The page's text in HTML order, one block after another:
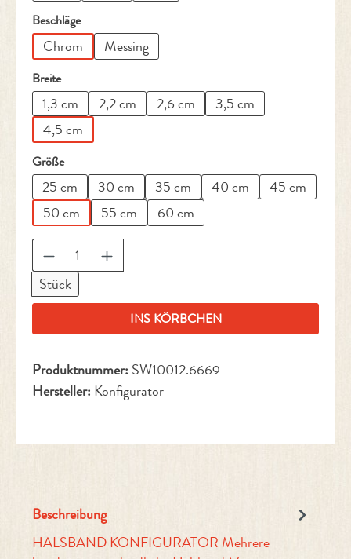
Beschlägeauswählen
Chrom Messing
Breiteauswählen
1,3 cm 2,2 cm 2,6 cm
3,5 cm
4,5 cm
Größeauswählen
25 cm 30 cm 35 cm 40 cm
45 cm
50 cm
55 cm 60 cm
Produkt Anzahl: Gib den gewünschten Wert
Stück
INS KÖRBCHEN
Produktnummer: SW10012.6669
Hersteller: Konfigurator
Beschreibung
HALSBAND KONFIGURATOR Mehrere